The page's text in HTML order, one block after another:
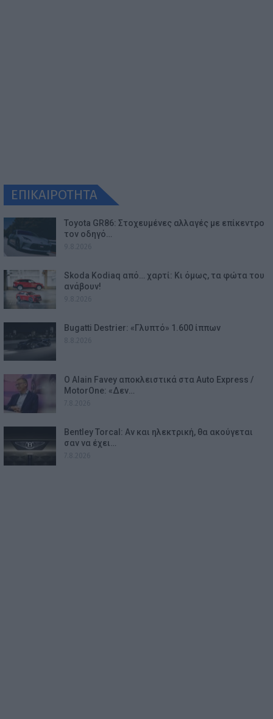
ΕΠΙΚΑΙΡΟΤΗΤΑ
Toyota GR86: Στοχευμένες αλλαγές με επίκεντρο
τον οδηγό…
Skoda Kodiaq από… χαρτί: Κι όμως, τα φώτα του
ανάβουν!
Bugatti Destrier: «Γλυπτό» 1.600 ίππων
Ο Alain Favey αποκλειστικά στα Auto Express /
MotorOne: «Δεν…
Bentley Torcal: Αν και ηλεκτρική, θα ακούγεται
σαν να έχει…